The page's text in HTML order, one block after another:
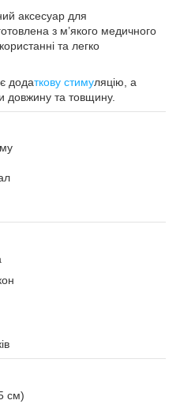
аксесуар для
з м’якого медичного
та легко
додаткову стимуляцію, а
довжину та товщину.
см)